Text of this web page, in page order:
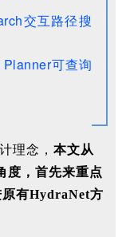
交互路径搜
可查询
理念， 本文从
度，首先来重点
有HydraNet方